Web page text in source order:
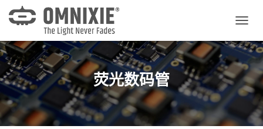
换
导
航
荧光数码管